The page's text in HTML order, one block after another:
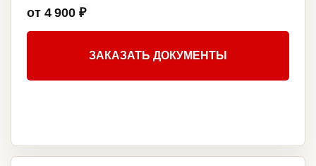
от 4 900 ₽
ЗАКАЗАТЬ ДОКУМЕНТЫ